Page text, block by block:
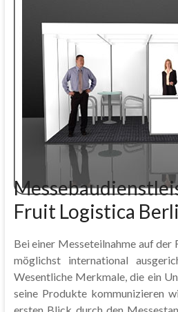
Fruit Logistica
Bei einer Messeteilnahme auf der
möglichst international
Wesentliche Merkmale, die ein
seine Produkte kommunizieren